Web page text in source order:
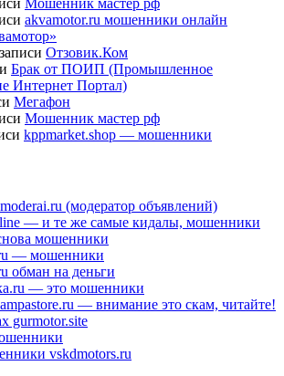
akvamotor.ru мошенники онлайн
Отзовик.Ком
Брак от ПОИП (Промышленное
Интернет Портал)
Мегафон
Мошенник мастер рф
kppmarket.shop — мошенники
(модератор объявлений)
— и те же самые кидалы, мошенники
мошенники
— мошенники
обман на деньги
— это мошенники
— внимание это скам, читайте!
gurmotor.site
vskdmotors.ru